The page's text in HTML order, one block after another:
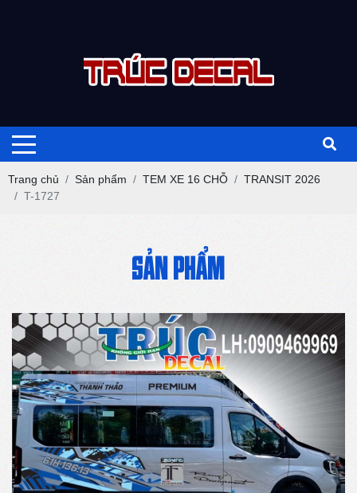
Trang chủ Sản phẩm TEM XE 16 CHỖ
TRANSIT 2026
T-1727
SẢN PHẨM